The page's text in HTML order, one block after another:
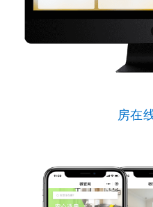
房在